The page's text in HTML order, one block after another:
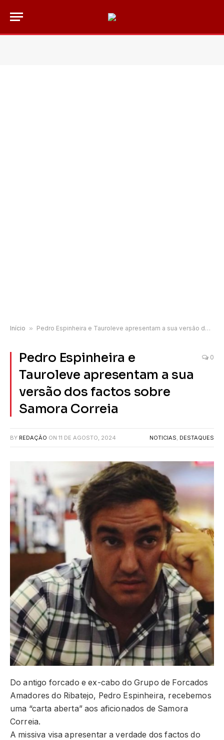
Início » Pedro Espinheira e Tauroleve apresentam a sua versão dos factos sobre Samora Correia
Pedro Espinheira e
Tauroleve apresentam a sua
versão dos factos sobre
Samora Correia
0
BY REDAÇÃO ON 11 DE AGOSTO, 2024 NOTICIAS, DESTAQUES
Do antigo forcado e ex-cabo do Grupo de Forcados
Amadores do Ribatejo, Pedro Espinheira, recebemos
uma “carta aberta” aos aficionados de Samora
Correia.
A missiva visa apresentar a verdade dos factos do